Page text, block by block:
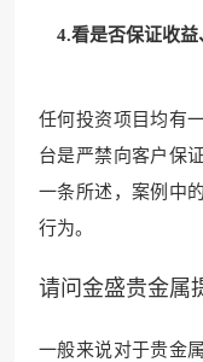
4.看是否保证收益
任何投资项目均有
台是严禁向客户保
一条所述，案例中
行为。
请问金盛贵金属
一般来说对于贵金